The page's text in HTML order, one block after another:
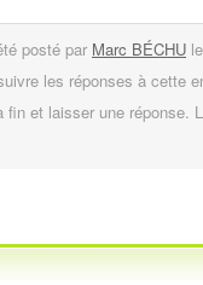
posté par Marc BÉCHU
les réponses à cette
fin et laisser une réponse.